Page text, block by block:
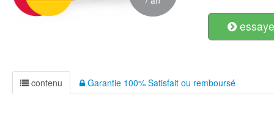
contenu Garantie 100% Satisfait ou remboursé